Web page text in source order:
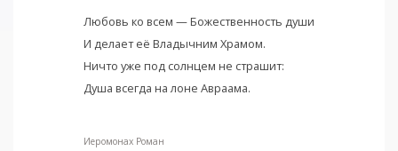
Любовь ко всем — Божественность души
И делает её Владычним Храмом.
Ничто уже под солнцем не страшит:
Душа всегда на лоне Авраама.
Иеромонах Роман